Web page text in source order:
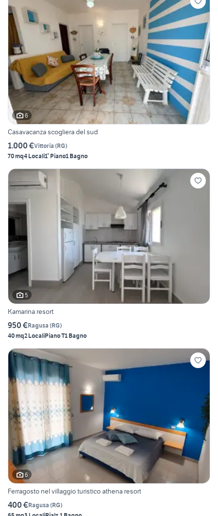
6
Casavacanza scogliera del sud
1.000 €Vittoria (RG)
70 mq4 Locali1° Piano1 Bagno
5
Kamarina resort
950 €Ragusa (RG)
40 mq2 LocaliPiano T1 Bagno
6
Ferragosto nel villaggio turistico athena resort
400 €Ragusa (RG)